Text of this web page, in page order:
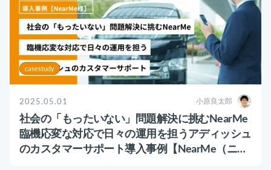
casestudy
2025.05.01 小原良太郎
社会の「もったいない」問題解決に挑むNearMe
臨機応変な対応で日々の運用を担うアディッシュ
のカスタマーサポート導入事例【NearMe（ニア